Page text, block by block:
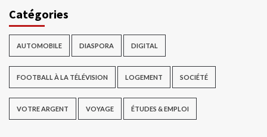
Catégories
AUTOMOBILE DIASPORA DIGITAL
FOOTBALL À LA TÉLÉVISION LOGEMENT SOCIÉTÉ
VOTRE ARGENT VOYAGE ÉTUDES & EMPLOI